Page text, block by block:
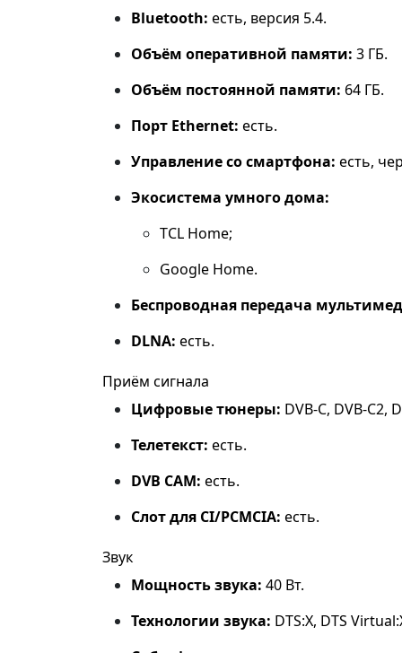
Bluetooth: есть, версия 5.4.
Объём оперативной памяти: 3 ГБ.
Объём постоянной памяти: 64 ГБ.
Порт Ethernet: есть.
Управление со смартфона: есть,
Экосистема умного дома:
TCL Home;
Google Home.
Беспроводная передача
DLNA: есть.
Приём сигнала
Цифровые тюнеры: DVB‑C, DVB‑C2,
Телетекст: есть.
DVB CAM: есть.
Слот для CI/PCMCIA: есть.
Звук
Мощность звука: 40 Вт.
Технологии звука: DTS:X, DTS